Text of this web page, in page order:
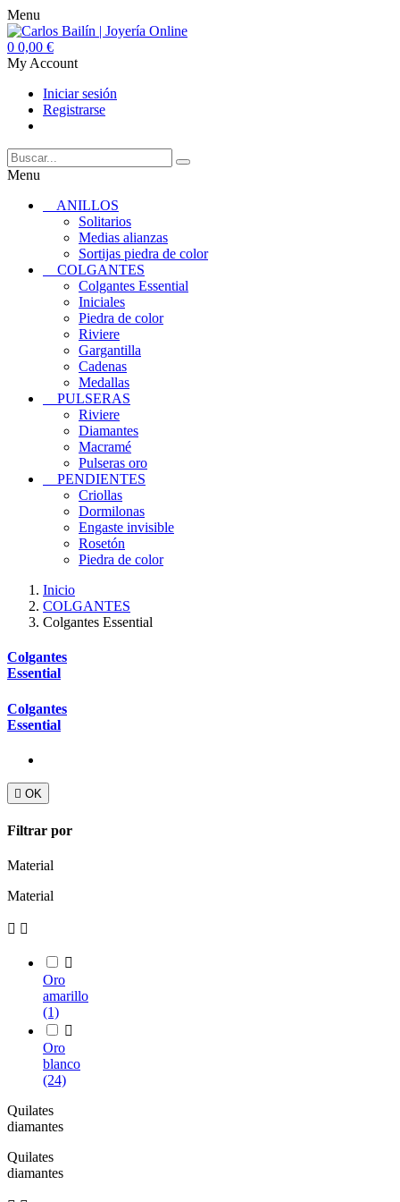
Menu
0 0,00 €
My Account
Iniciar sesión
Registrarse
Menu
ANILLOS
Solitarios
Medias alianzas
Sortijas piedra de color
COLGANTES
Colgantes Essential
Iniciales
Piedra de color
Riviere
Gargantilla
Cadenas
Medallas
PULSERAS
Riviere
Diamantes
Macramé
Pulseras oro
PENDIENTES
Criollas
Dormilonas
Engaste invisible
Rosetón
Piedra de color
Inicio
COLGANTES
Colgantes Essential
Colgantes
Essential
Colgantes
Essential
 OK
Filtrar por
Material
Material
 

Oro
amarillo
(1)

Oro
blanco
(24)
Quilates
diamantes
Quilates
diamantes